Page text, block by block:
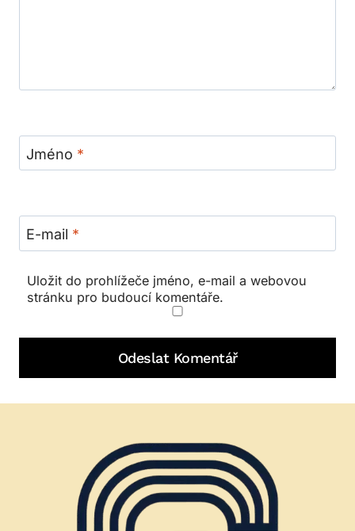
Jméno *
E-mail *
Uložit do prohlížeče jméno, e-mail a webovou
stránku pro budoucí komentáře.